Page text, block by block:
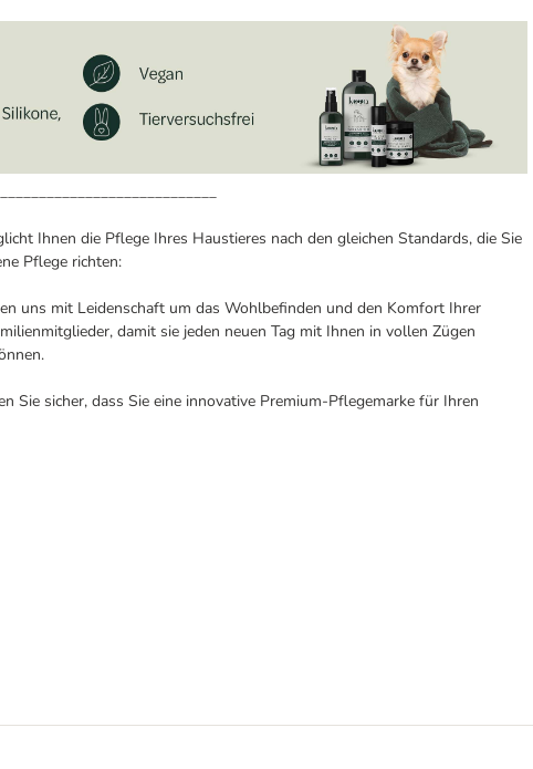
Ihnen die Pflege Ihres Haustieres nach den gleichen Standards, die Sie
Pflege richten:
uns mit Leidenschaft um das Wohlbefinden und den Komfort Ihrer
damit sie jeden neuen Tag mit Ihnen in vollen Zügen
Sie sicher, dass Sie eine innovative Premium-Pflegemarke für Ihren